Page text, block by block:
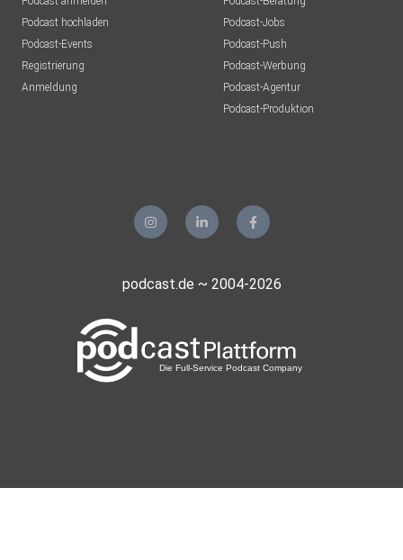
Podcast hochladen
Podcast-Events
Registrierung
Anmeldung
Podcast-Jobs
Podcast-Push
Podcast-Werbung
Podcast-Agentur
Podcast-Produktion
podcast.de ~ 2004-2026